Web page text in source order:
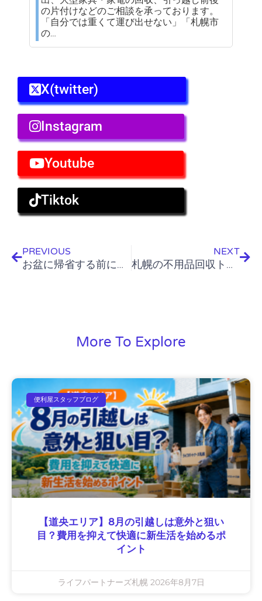
の片付けなどのご相談を承っております。
「自分では重くて運び出せない」「札幌市
の…
X(twitter)
Instagram
Youtube
Tiktok
PREVIOUS
お盆に帰省する前に考えたい、北海道の「実家の片付け」と遺品整理の進め方
NEXT
札幌の不用品回収トラックパック料金を比較｜体積別の相場と積み放題の注意点
More To Explore
便利屋スタッフブログ
【道央エリア】8月の引越しは意外と狙い
目？費用を抑えて快適に新生活を始めるポ
イント
ライフパートナーズ札幌 2026年8月7日